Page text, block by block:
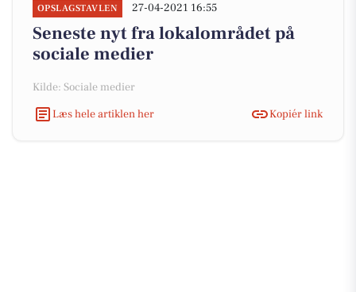
OPSLAGSTAVLEN 27-04-2021 16:55
Seneste nyt fra lokalområdet på
sociale medier
Kilde: Sociale medier
Læs hele artiklen her
Kopiér link